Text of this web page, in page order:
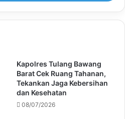
Kapolres Tulang Bawang
Barat Cek Ruang Tahanan,
Tekankan Jaga Kebersihan
dan Kesehatan
08/07/2026